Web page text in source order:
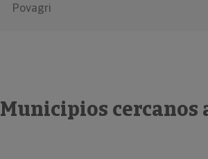
Povagri
Municipios cercanos